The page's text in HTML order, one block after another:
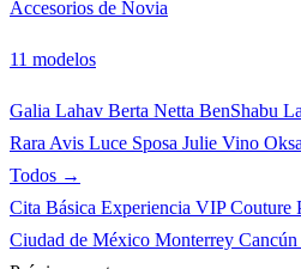
Accesorios de Novia
11 modelos
Galia Lahav Berta Netta BenShabu
Rara Avis Luce Sposa Julie Vino
Todos →
Cita Básica Experiencia VIPCouture
Ciudad de México Monterrey Cancún